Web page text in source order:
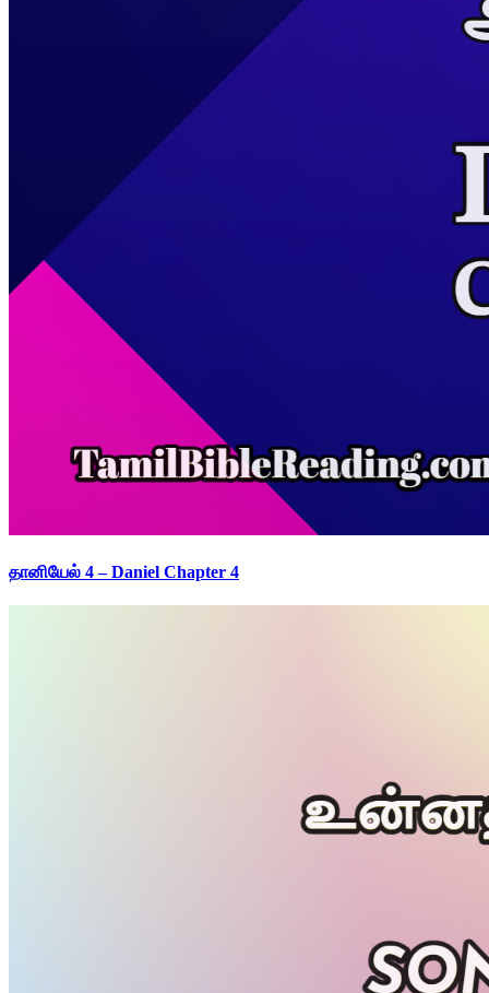
தானியேல் 4 – Daniel Chapter 4